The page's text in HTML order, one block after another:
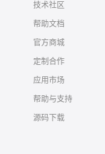
技术社区
帮助文档
官方商城
定制合作
应用市场
帮助与支持
源码下载